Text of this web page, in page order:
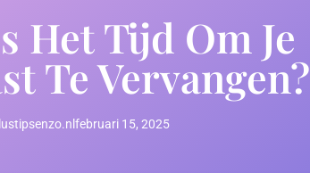
Het Tijd Om Je
Te Vervangen?
februari 15, 2025